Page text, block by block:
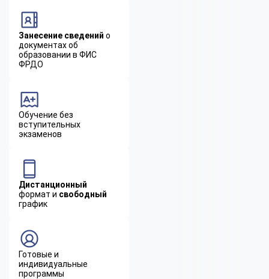
Занесение сведений о
документах об
образовании в ФИС
ФРДО
Обучение без
вступительных
экзаменов
Дистанционный
формат и свободный
график
Готовые и
индивидуальные
программы